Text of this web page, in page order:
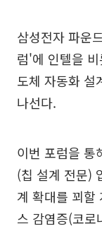
삼성전자 파운
럼'에 인텔을
도체 자동화 설
나선다.
이번 포럼을 통
(칩 설계 전문)
계 확대를 꾀할
스 감염증(코로